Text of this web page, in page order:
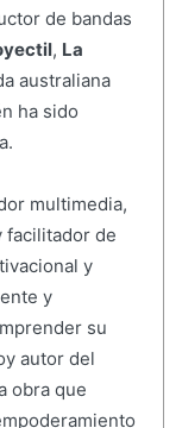
de bandas
, La
australiana
ha sido
multimedia,
facilitador de
y
y
su
autor del
obra que